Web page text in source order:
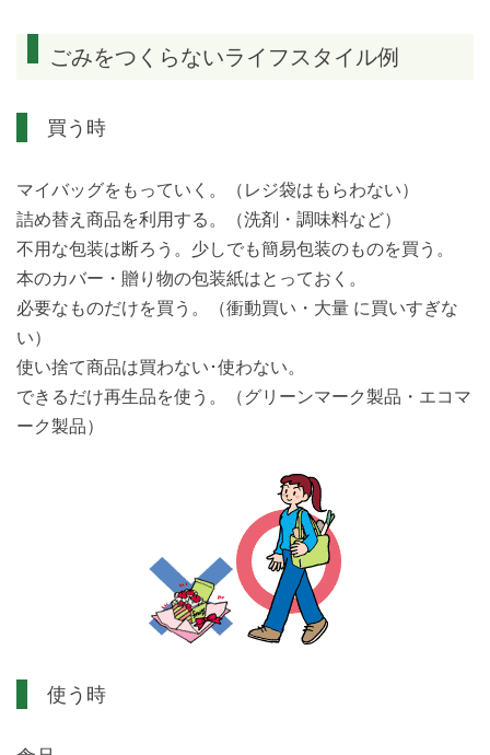
ごみをつくらないライフスタイル例
買う時
マイバッグをもっていく。（レジ袋はもらわない）
詰め替え商品を利用する。（洗剤・調味料など）
不用な包装は断ろう。少しでも簡易包装のものを買う。
本のカバー・贈り物の包装紙はとっておく。
必要なものだけを買う。（衝動買い・大量 に買いすぎな
い）
使い捨て商品は買わない･使わない。
できるだけ再生品を使う。（グリーンマーク製品・エコマ
ーク製品）
使う時